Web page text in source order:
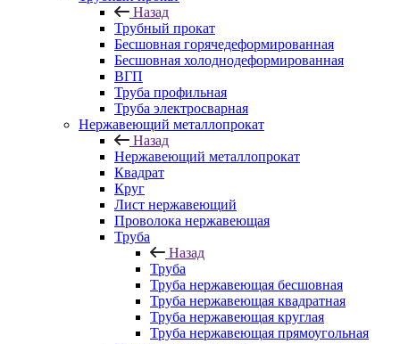
Назад
Трубный прокат
Бесшовная горячедеформированная
Бесшовная холоднодеформированная
ВГП
Труба профильная
Труба электросварная
Нержавеющий металлопрокат
Назад
Нержавеющий металлопрокат
Квадрат
Круг
Лист нержавеющий
Проволока нержавеющая
Труба
Назад
Труба
Труба нержавеющая бесшовная
Труба нержавеющая квадратная
Труба нержавеющая круглая
Труба нержавеющая прямоугольная